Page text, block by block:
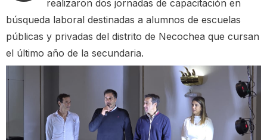
realizaron dos jornadas de capacitación en
búsqueda laboral destinadas a alumnos de escuelas
públicas y privadas del distrito de Necochea que cursan
el último año de la secundaria.